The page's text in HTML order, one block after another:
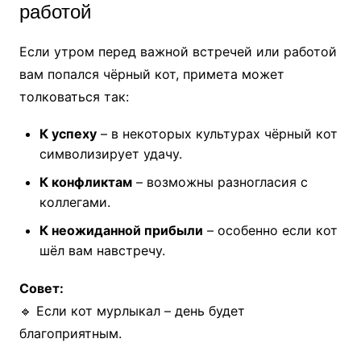
работой
Если утром перед важной встречей или работой
вам попался чёрный кот, примета может
толковаться так:
К успеху– в некоторых культурах чёрный кот
символизирует удачу.
К конфликтам– возможны разногласия с
коллегами.
К неожиданной прибыли – особенно если кот
шёл вам навстречу.
Совет:
🔹 Если кот мурлыкал – день будет
благоприятным.